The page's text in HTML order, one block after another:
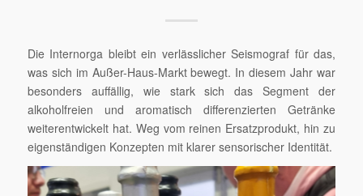
Die Internorga bleibt ein verlässlicher Seismograf für das,
was sich im Außer-Haus-Markt bewegt. In diesem Jahr war
besonders auffällig, wie stark sich das Segment der
alkoholfreien und aromatisch differenzierten Getränke
weiterentwickelt hat. Weg vom reinen Ersatzprodukt, hin zu
eigenständigen Konzepten mit klarer sensorischer Identität.